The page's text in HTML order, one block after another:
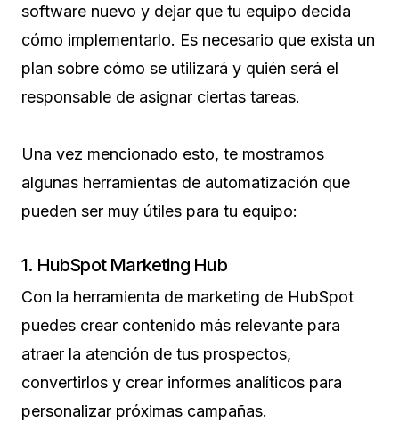
software nuevo y dejar que tu equipo decida
cómo implementarlo. Es necesario que exista un
plan sobre cómo se utilizará y quién será el
responsable de asignar ciertas tareas.
Una vez mencionado esto, te mostramos
algunas herramientas de automatización que
pueden ser muy útiles para tu equipo:
1. HubSpot Marketing Hub
Con la herramienta de marketing de HubSpot
puedes crear contenido más relevante para
atraer la atención de tus prospectos,
convertirlos y crear informes analíticos para
personalizar próximas campañas.